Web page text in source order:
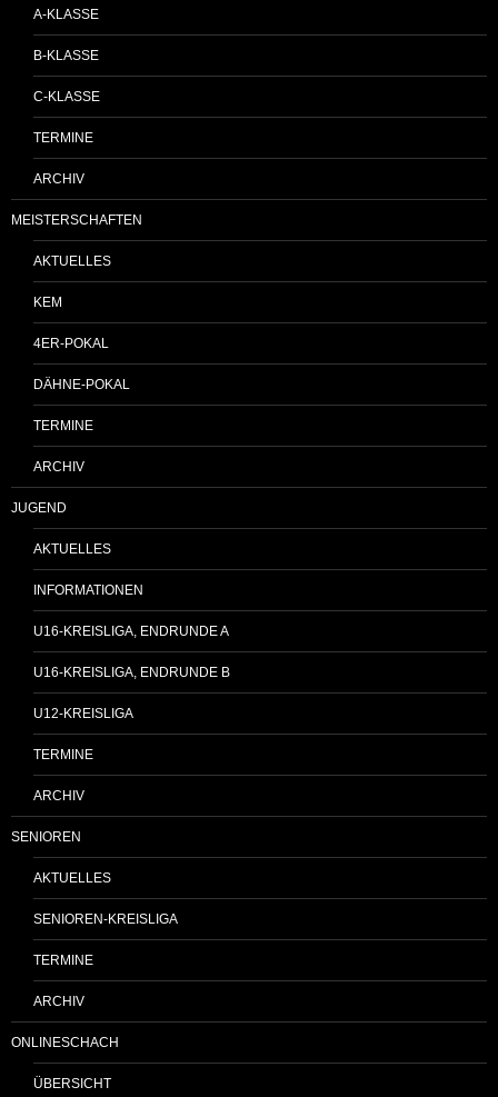
A-KLASSE
B-KLASSE
C-KLASSE
TERMINE
ARCHIV
MEISTERSCHAFTEN
AKTUELLES
KEM
4ER-POKAL
DÄHNE-POKAL
TERMINE
ARCHIV
JUGEND
AKTUELLES
INFORMATIONEN
U16-KREISLIGA, ENDRUNDE A
U16-KREISLIGA, ENDRUNDE B
U12-KREISLIGA
TERMINE
ARCHIV
SENIOREN
AKTUELLES
SENIOREN-KREISLIGA
TERMINE
ARCHIV
ONLINESCHACH
ÜBERSICHT